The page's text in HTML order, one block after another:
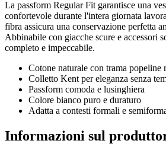
La passform Regular Fit garantisce una
confortevole durante l'intera giornata
fibra assicura una conservazione perfetta
Abbinabile con giacche scure e accessori
completo e impeccabile.
Cotone naturale con trama popeline
Colletto Kent per eleganza senza
Passform comoda e lusinghiera
Colore bianco puro e duraturo
Adatta a contesti formali e
Informazioni sul